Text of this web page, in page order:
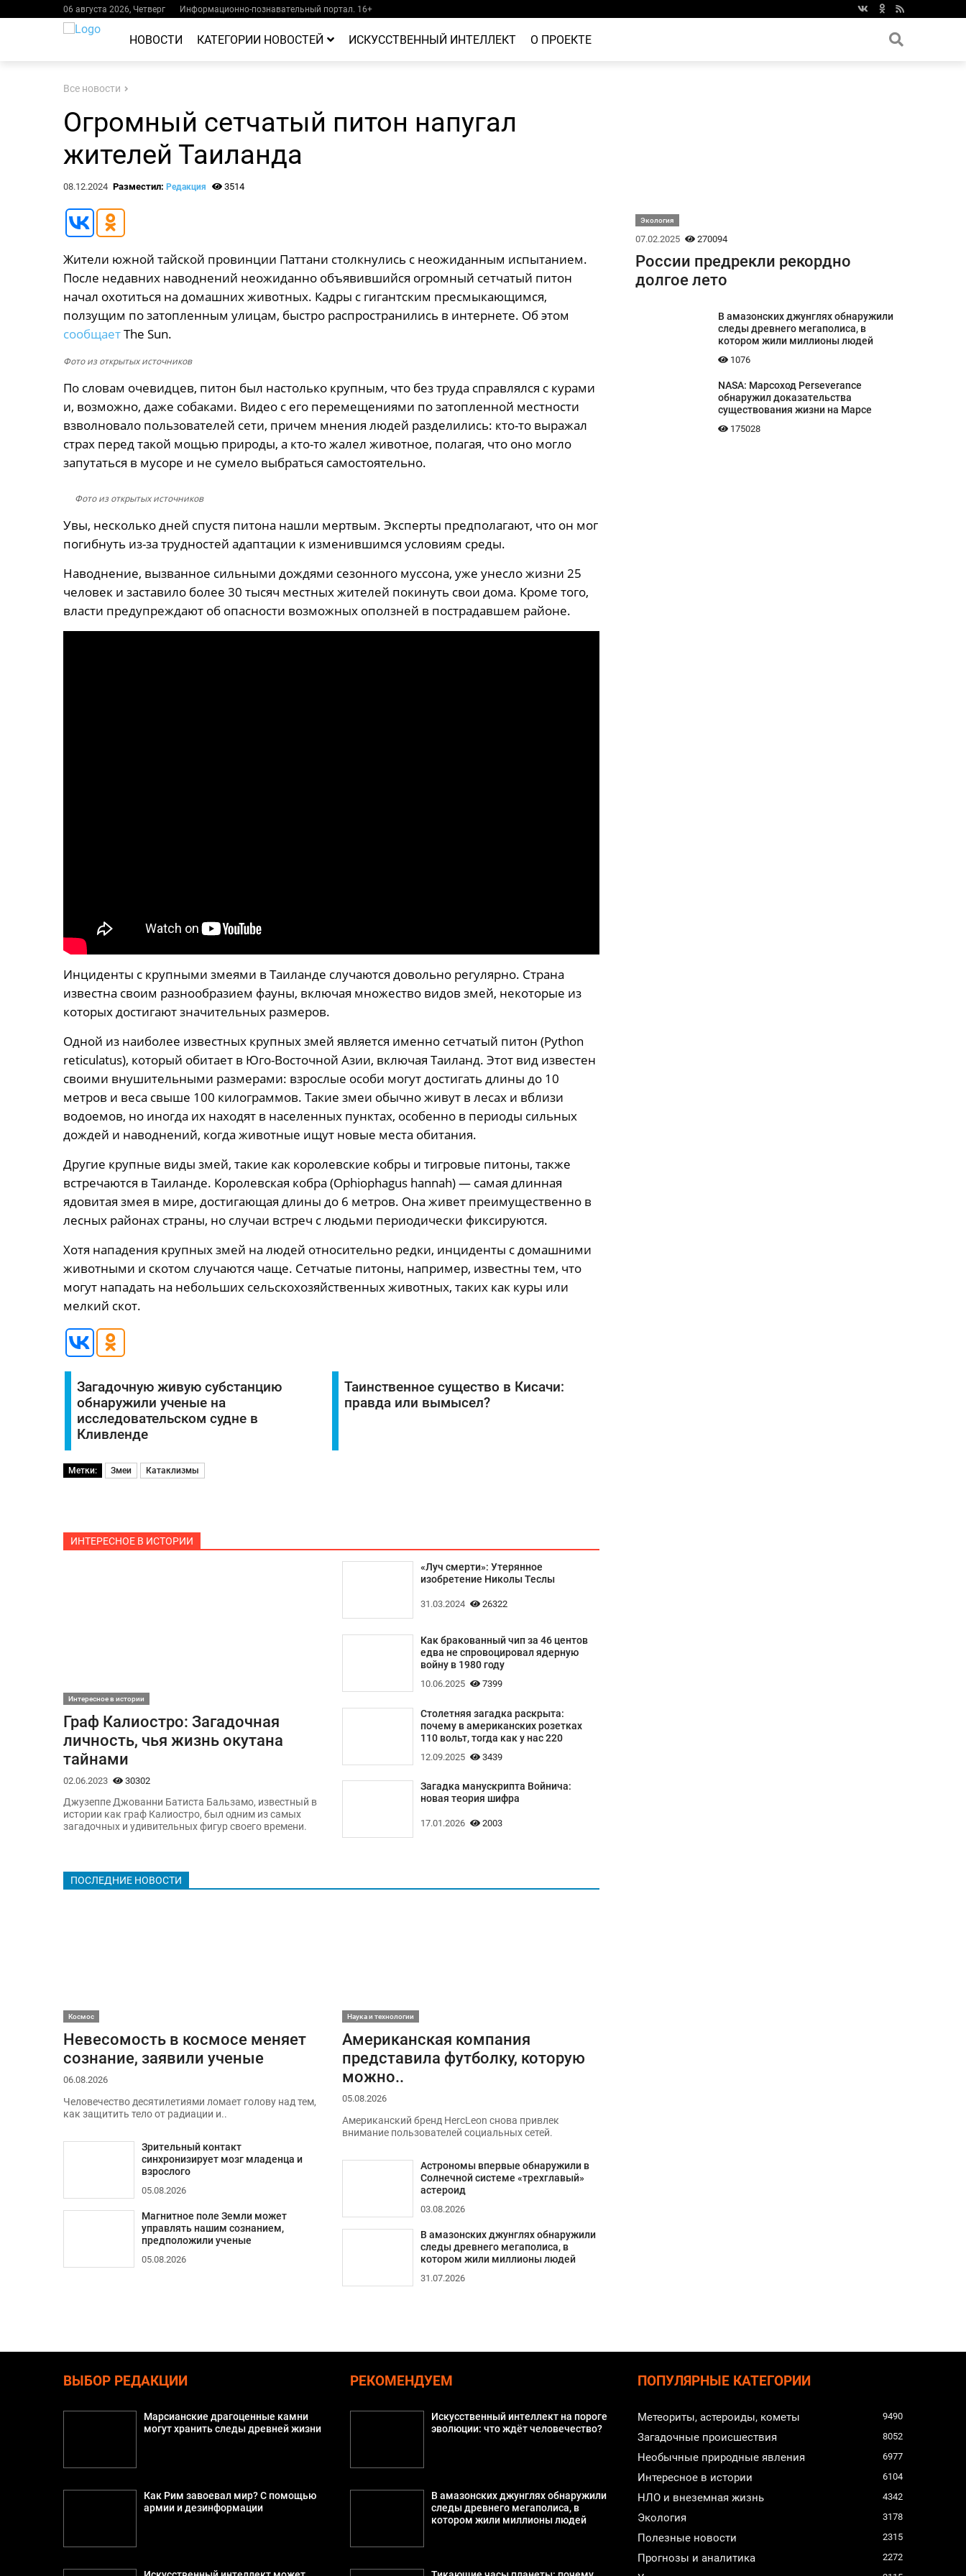
06 августа 2026, Четверг Информационно-познавательный портал. 16+
НОВОСТИ КАТЕГОРИИ НОВОСТЕЙ ИСКУССТВЕННЫЙ ИНТЕЛЛЕКТ О ПРОЕКТЕ
Все новости
Огромный сетчатый питон напугал
жителей Таиланда
08.12.2024 Разместил: Редакция 3514
Жители южной тайской провинции Паттани столкнулись с неожиданным испытанием.
После недавних наводнений неожиданно объявившийся огромный сетчатый питон
начал охотиться на домашних животных. Кадры с гигантским пресмыкающимся,
ползущим по затопленным улицам, быстро распространились в интернете. Об этом
сообщаетThe Sun.
Фото из открытых источников
По словам очевидцев, питон был настолько крупным, что без труда справлялся с курами
и, возможно, даже собаками. Видео с его перемещениями по затопленной местности
взволновало пользователей сети, причем мнения людей разделились: кто-то выражал
страх перед такой мощью природы, а кто-то жалел животное, полагая, что оно могло
запутаться в мусоре и не сумело выбраться самостоятельно.
Фото из открытых источников
Увы, несколько дней спустя питона нашли мертвым. Эксперты предполагают, что он мог
погибнуть из-за трудностей адаптации к изменившимся условиям среды.
Наводнение, вызванное сильными дождями сезонного муссона, уже унесло жизни 25
человек и заставило более 30 тысяч местных жителей покинуть свои дома. Кроме того,
власти предупреждают об опасности возможных оползней в пострадавшем районе.
Инциденты с крупными змеями в Таиланде случаются довольно регулярно. Страна
известна своим разнообразием фауны, включая множество видов змей, некоторые из
которых достигают значительных размеров.
Одной из наиболее известных крупных змей является именно сетчатый питон (Python
reticulatus), который обитает в Юго-Восточной Азии, включая Таиланд. Этот вид известен
своими внушительными размерами: взрослые особи могут достигать длины до 10
метров и веса свыше 100 килограммов. Такие змеи обычно живут в лесах и вблизи
водоемов, но иногда их находят в населенных пунктах, особенно в периоды сильных
дождей и наводнений, когда животные ищут новые места обитания.
Другие крупные виды змей, такие как королевские кобры и тигровые питоны, также
встречаются в Таиланде. Королевская кобра (Ophiophagus hannah) — самая длинная
ядовитая змея в мире, достигающая длины до 6 метров. Она живет преимущественно в
лесных районах страны, но случаи встреч с людьми периодически фиксируются.
Хотя нападения крупных змей на людей относительно редки, инциденты с домашними
животными и скотом случаются чаще. Сетчатые питоны, например, известны тем, что
могут нападать на небольших сельскохозяйственных животных, таких как куры или
мелкий скот.
Загадочную живую субстанцию
обнаружили ученые на
исследовательском судне в
Кливленде
Таинственное существо в Кисачи:
правда или вымысел?
Метки: Змеи Катаклизмы
ИНТЕРЕСНОЕ В ИСТОРИИ
Интересное в истории
Граф Калиостро: Загадочная
личность, чья жизнь окутана
тайнами
02.06.2023 30302
Джузеппе Джованни Батиста Бальзамо, известный в
истории как граф Калиостро, был одним из самых
загадочных и удивительных фигур своего времени.
«Луч смерти»: Утерянное
изобретение Николы Теслы
31.03.2024 26322
Как бракованный чип за 46 центов
едва не спровоцировал ядерную
войну в 1980 году
10.06.2025 7399
Столетняя загадка раскрыта:
почему в американских розетках
110 вольт, тогда как у нас 220
12.09.2025 3439
Загадка манускрипта Войнича:
новая теория шифра
17.01.2026 2003
ПОСЛЕДНИЕ НОВОСТИ
Космос
Невесомость в космосе меняет
сознание, заявили ученые
06.08.2026
Человечество десятилетиями ломает голову над тем,
как защитить тело от радиации и..
Зрительный контакт
синхронизирует мозг младенца и
взрослого
05.08.2026
Магнитное поле Земли может
управлять нашим сознанием,
предположили ученые
05.08.2026
Наука и технологии
Американская компания
представила футболку, которую
можно..
05.08.2026
Американский бренд HercLeon снова привлек
внимание пользователей социальных сетей.
Астрономы впервые обнаружили в
Солнечной системе «трехглавый»
астероид
03.08.2026
В амазонских джунглях обнаружили
следы древнего мегаполиса, в
котором жили миллионы людей
31.07.2026
Экология
07.02.2025 270094
России предрекли рекордно
долгое лето
В амазонских джунглях обнаружили
следы древнего мегаполиса, в
котором жили миллионы людей
1076
NASA: Марсоход Perseverance
обнаружил доказательства
существования жизни на Марсе
175028
ВЫБОР РЕДАКЦИИ
Марсианские драгоценные камни
могут хранить следы древней жизни
Как Рим завоевал мир? С помощью
армии и дезинформации
РЕКОМЕНДУЕМ
Искусственный интеллект на пороге
эволюции: что ждёт человечество?
В амазонских джунглях обнаружили
следы древнего мегаполиса, в
котором жили миллионы людей
ПОПУЛЯРНЫЕ КАТЕГОРИИ
Метеориты, астероиды, кометы 9490
Загадочные происшествия 8052
Необычные природные явления 6977
Интересное в истории 6104
НЛО и внеземная жизнь 4342
Экология 3178
Полезные новости 2315
Прогнозы и аналитика 2272